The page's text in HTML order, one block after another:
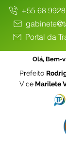
+55 68
Portal da
Olá, Bem-
Prefeito
Vice Marilete